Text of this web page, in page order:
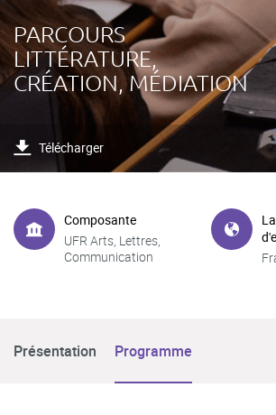
PARCOURS
LITTÉRATURE,
CRÉATION, MÉDIATION
Télécharger
Composante
UFR Arts, Lettres,
Communication
Présentation Programme